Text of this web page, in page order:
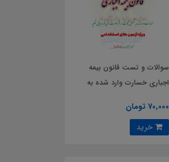
سوالات و تست قانون بیمه
اجباری خسارت وارد شده به
ناشی از وسایل نقلیه
70,000 تومان
خرید